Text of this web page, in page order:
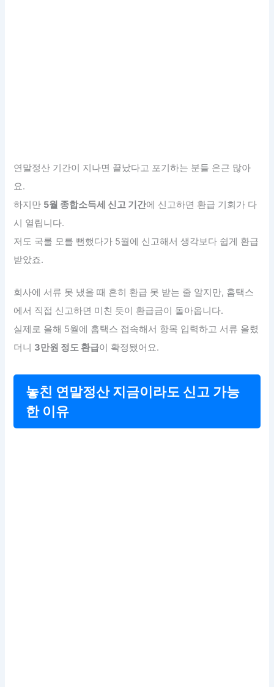
연말정산 기간이 지나면 끝났다고 포기하는 분들 은근 많아
요.
하지만 5월 종합소득세 신고 기간에 신고하면 환급 기회가 다
시 열립니다.
저도 국룰 모를 뻔했다가 5월에 신고해서 생각보다 쉽게 환급
받았죠.
회사에 서류 못 냈을 때 흔히 환급 못 받는 줄 알지만, 홈택스
에서 직접 신고하면 미친 듯이 환급금이 돌아옵니다.
실제로 올해 5월에 홈택스 접속해서 항목 입력하고 서류 올렸
더니 3만원 정도 환급이 확정됐어요.
놓친 연말정산 지금이라도 신고 가능
한 이유